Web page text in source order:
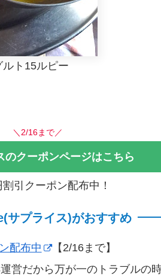
ト15ルピー
＼2/16まで／
のクーポンページはこちら
引クーポン配布中！
サプライス)がおすすめ
配布中
【2/16まで】
営だから万が一のトラブルの